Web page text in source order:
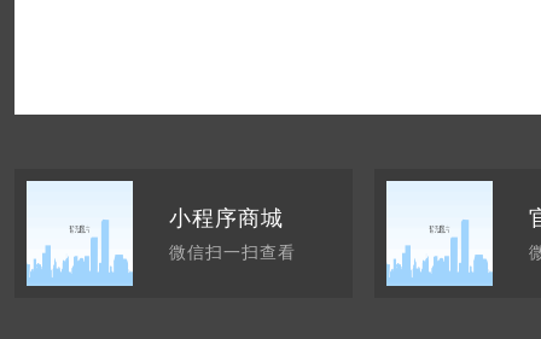
小程序商城
微信扫一扫查看